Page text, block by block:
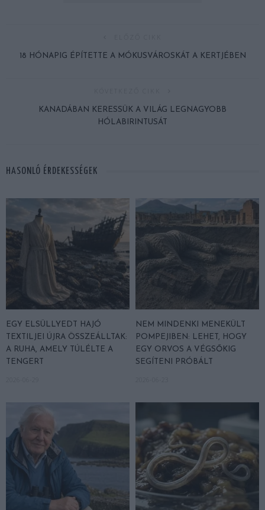
18 HÓNAPIG ÉPÍTETTE A MÓKUSVÁROSKÁT A KERTJÉBEN
KANADÁBAN KERESSÜK A VILÁG LEGNAGYOBB
HÓLABIRINTUSÁT
HASONLÓ ÉRDEKESSÉGEK
EGY ELSÜLLYEDT HAJÓ
TEXTILJEI ÚJRA ÖSSZEÁLLTAK:
A RUHA, AMELY TÚLÉLTE A
TENGERT
NEM MINDENKI MENEKÜLT
POMPEJIBEN: LEHET, HOGY
EGY ORVOS A VÉGSŐKIG
SEGÍTENI PRÓBÁLT